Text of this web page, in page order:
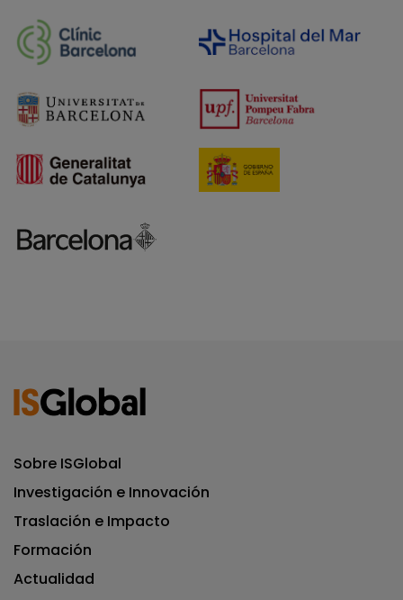
Sobre ISGlobal
Investigación e Innovación
Traslación e Impacto
Formación
Actualidad